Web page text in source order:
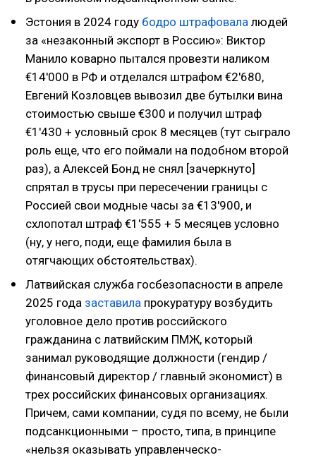
Эстония в 2024 году бодро штрафовала людей
за «незаконный экспорт в Россию»: Виктор
Манило коварно пытался провезти наликом
€14'000 в РФ и отделался штрафом €2'680,
Евгений Козловцев вывозил две бутылки вина
стоимостью свыше €300 и получил штраф
€1'430 + условный срок 8 месяцев (тут сыграло
роль еще, что его поймали на подобном второй
раз), а Алексей Бонд не снял [зачеркнуто]
спрятал в трусы при пересечении границы с
Россией свои модные часы за €13'900, и
схлопотал штраф €1'555 + 5 месяцев условно
(ну, у него, поди, еще фамилия была в
отягчающих обстоятельствах).
Латвийская служба госбезопасности в апреле
2025 года заставила прокуратуру возбудить
уголовное дело против российского
гражданина с латвийским ПМЖ, который
занимал руководящие должности (гендир /
финансовый директор / главный экономист) в
трех российских финансовых организациях.
Причем, сами компании, судя по всему, не были
подсанкционными – просто, типа, в принципе
«нельзя оказывать управленческо-